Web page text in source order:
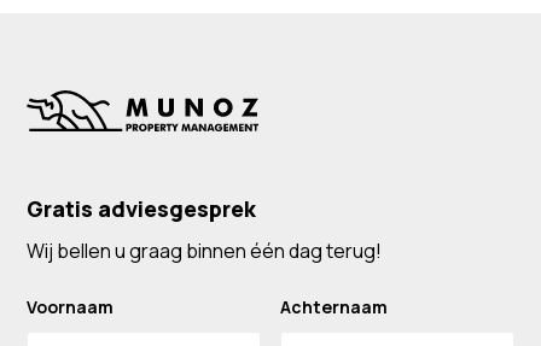
Gratis adviesgesprek
Wij bellen u graag binnen één dag terug!
Voornaam Achternaam